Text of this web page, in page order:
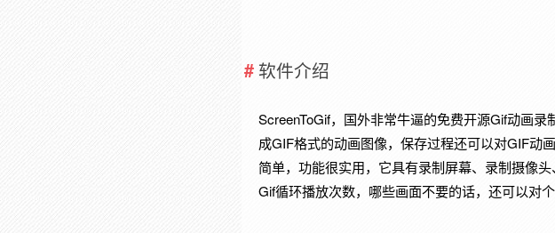
软件介绍
ScreenToGif，国外非常牛逼的免费开源Gif动画
成GIF格式的动画图像，保存过程还可以对GIF动
简单，功能很实用，它具有录制屏幕、录制摄像
Gif循环播放次数，哪些画面不要的话，还可以对